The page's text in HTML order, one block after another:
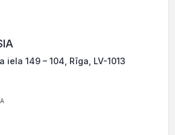
iela 149 – 104, Rīga, LV-1013